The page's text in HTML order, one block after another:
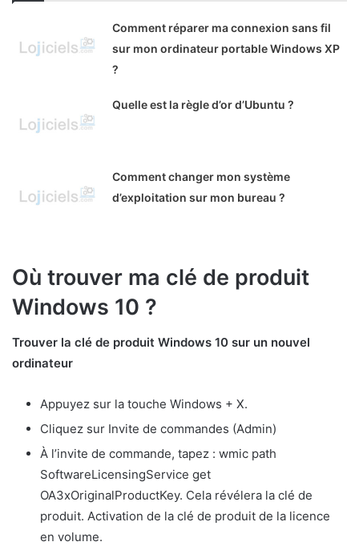
Comment réparer ma connexion sans fil
sur mon ordinateur portable Windows XP
?
Quelle est la règle d’or d’Ubuntu ?
Comment changer mon système
d’exploitation sur mon bureau ?
Où trouver ma clé de produit
Windows 10 ?
Trouver la clé de produit Windows 10 sur un nouvel
ordinateur
Appuyez sur la touche Windows + X.
Cliquez sur Invite de commandes (Admin)
À l’invite de commande, tapez : wmic path
SoftwareLicensingService get
OA3xOriginalProductKey. Cela révélera la clé de
produit. Activation de la clé de produit de la licence
en volume.